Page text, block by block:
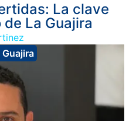
La clave
La Guajira
Guajira